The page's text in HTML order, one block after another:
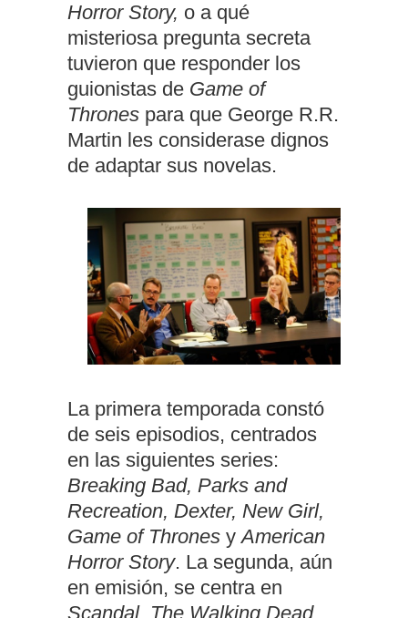
Horror Story, o a qué
misteriosa pregunta secreta
tuvieron que responder los
guionistas de Game of
Thrones para que George R.R.
Martin les considerase dignos
de adaptar sus novelas.
La primera temporada constó
de seis episodios, centrados
en las siguientes series:
Breaking Bad, Parks and
Recreation, Dexter, New Girl,
Game of Thrones yAmerican
Horror Story. La segunda, aún
en emisión, se centra en
Scandal, The Walking Dead,